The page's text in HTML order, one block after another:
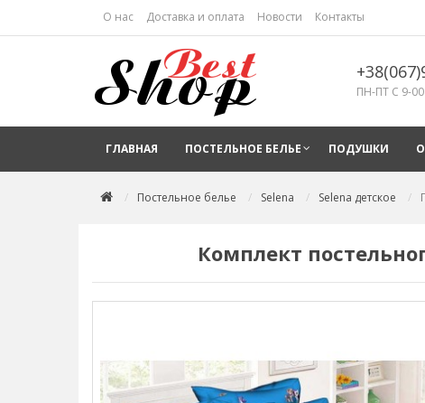
О нас Доставка и оплата Новости Контакты
ПН-ПТ С 9-
ГЛАВНАЯ ПОСТЕЛЬНОЕ БЕЛЬЕ ПОДУШКИ
Постельное белье Selena Selena детское
Комплект